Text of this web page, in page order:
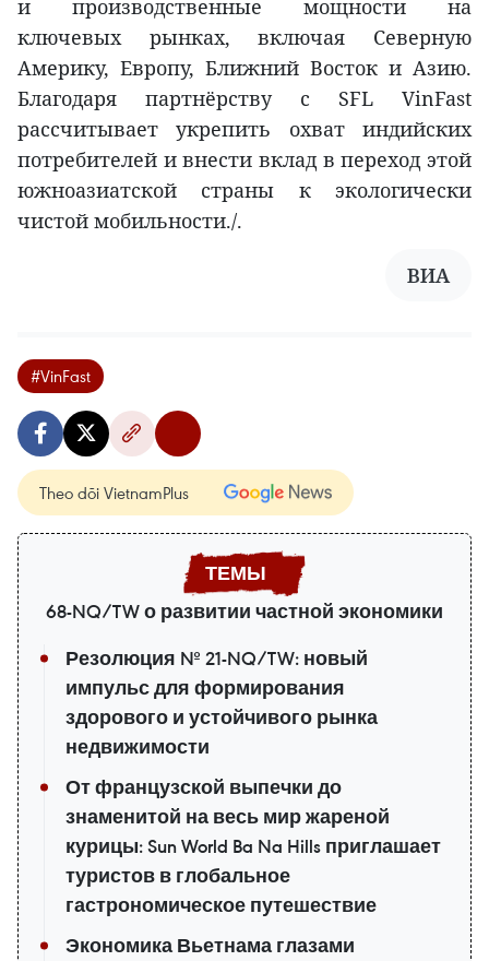
и производственные мощности на
ключевых рынках, включая Северную
Америку, Европу, Ближний Восток и Азию.
Благодаря партнёрству с SFL VinFast
рассчитывает укрепить охват индийских
потребителей и внести вклад в переход этой
южноазиатской страны к экологически
чистой мобильности./.
ВИА
#VinFast
Theo dõi VietnamPlus
68-NQ/TW о развитии частной экономики
Резолюция № 21-NQ/TW: новый
импульс для формирования
здорового и устойчивого рынка
недвижимости
От французской выпечки до
знаменитой на весь мир жареной
курицы: Sun World Ba Na Hills приглашает
туристов в глобальное
гастрономическое путешествие
Экономика Вьетнама глазами